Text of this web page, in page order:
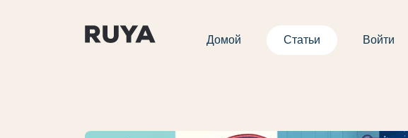
Домой Статьи Войти